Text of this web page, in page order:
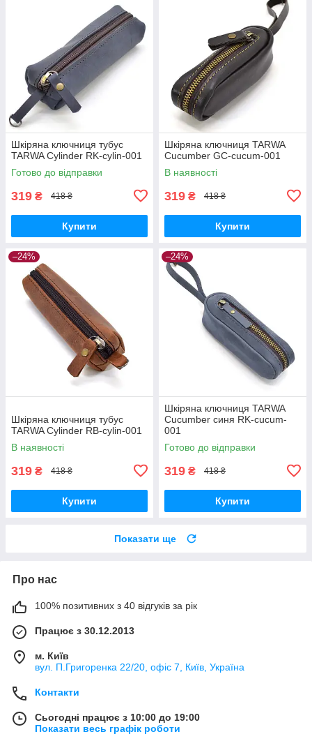
Шкіряна ключниця тубус
TARWA Cylinder RK-cylin-001
Готово до відправки
319 ₴ 418 ₴
Купити
Шкіряна ключниця TARWA
Cucumber GC-cucum-001
В наявності
319 ₴ 418 ₴
Купити
–24%
Шкіряна ключниця тубус
TARWA Cylinder RB-cylin-001
В наявності
319 ₴ 418 ₴
Купити
–24%
Шкіряна ключниця TARWA
Cucumber синя RK-cucum-
001
Готово до відправки
319 ₴ 418 ₴
Купити
Показати ще
Про нас
100% позитивних з 40 відгуків за рік
Працює з 30.12.2013
м. Київ
вул. П.Григоренка 22/20, офіс 7, Київ, Україна
Контакти
Сьогодні працює з 10:00 до 19:00
Показати весь графік роботи